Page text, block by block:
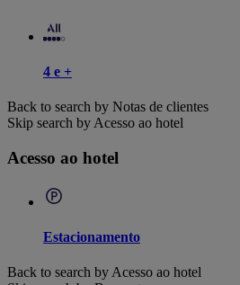
4 e +
Back to search by Notas de clientes
Skip search by Acesso ao hotel
Acesso ao hotel
Estacionamento
Back to search by Acesso ao hotel